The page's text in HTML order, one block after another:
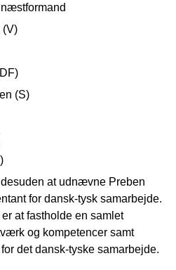
(V)
(S)
at udnævne Preben
for dansk-tysk samarbejde.
at fastholde en samlet
og kompetencer samt
det dansk-tyske samarbejde.